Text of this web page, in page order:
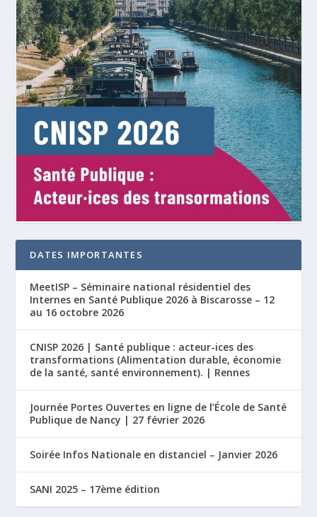
DATES IMPORTANTES
MeetISP – Séminaire national résidentiel des
Internes en Santé Publique 2026 à Biscarosse – 12
au 16 octobre 2026
CNISP 2026 | Santé publique : acteur-ices des
transformations (Alimentation durable, économie
de la santé, santé environnement). | Rennes
Journée Portes Ouvertes en ligne de l’École de Santé
Publique de Nancy | 27 février 2026
Soirée Infos Nationale en distanciel – Janvier 2026
SANI 2025 – 17ème édition